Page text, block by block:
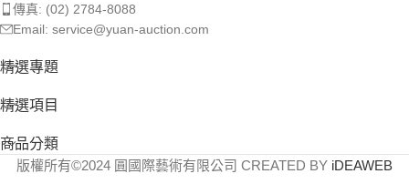
傳真: (02) 2784-8088
Email: service@yuan-auction.com
精選專題
精選項目
商品分類
版權所有©2024 圓國際藝術有限公司 CREATED BY iDEAWEB